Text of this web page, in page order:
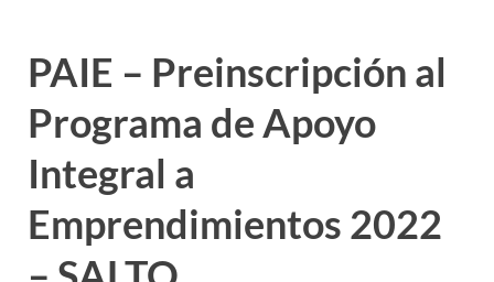
PAIE – Preinscripción al
Programa de Apoyo
Integral a
Emprendimientos 2022